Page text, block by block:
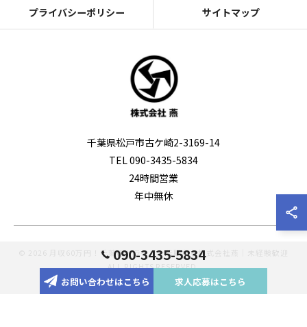
090-3435-5834
お問い合わせはこちら 求人応募はこちら
プライバシーポリシー サイトマップ
千葉県松戸市古ケ崎2-3169-14
TEL 090-3435-5834
24時間営業
年中無休
© 2026 月収60万円！千葉のドライバー転職なら株式会社燕｜未経験歓迎
ALL RIGHTS RESERVED.